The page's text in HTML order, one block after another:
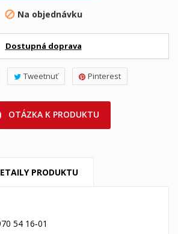
 Na objednávku
Dostupná doprava
Tweetnuť Pinterest
OTÁZKA K PRODUKTU
PRODUKTU
54 16‑01